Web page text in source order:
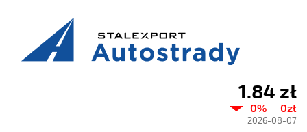
1.84 zł
0% 0zł
2026-08-07